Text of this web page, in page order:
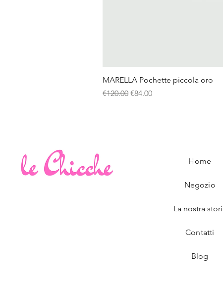
MARELLA Pochette piccola oro
Regular Price
€120.00 Sale Price
€84.00
Home
Negozio
La nostra
Contatti
Blog